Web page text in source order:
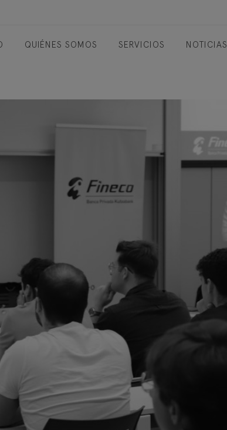
QUIÉNES SOMOS SERVICIOS NOTICIAS